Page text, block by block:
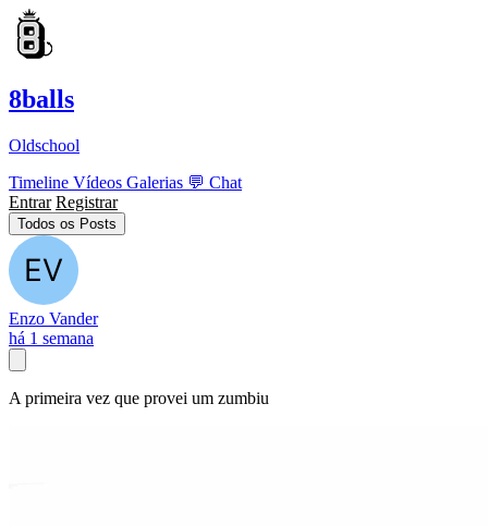
8balls
Oldschool
Timeline Vídeos Galerias 💬 Chat
Entrar Registrar
Todos os Posts
Enzo Vander
há 1 semana
A primeira vez que provei um zumbiu